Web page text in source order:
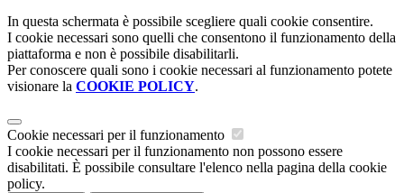
In questa schermata è possibile scegliere quali cookie consentire.
I cookie necessari sono quelli che consentono il funzionamento della
piattaforma e non è possibile disabilitarli.
Per conoscere quali sono i cookie necessari al funzionamento potete
visionare la COOKIE POLICY.
Cookie necessari per il funzionamento
I cookie necessari per il funzionamento non possono essere
disabilitati. È possibile consultare l'elenco nella pagina della cookie
policy.